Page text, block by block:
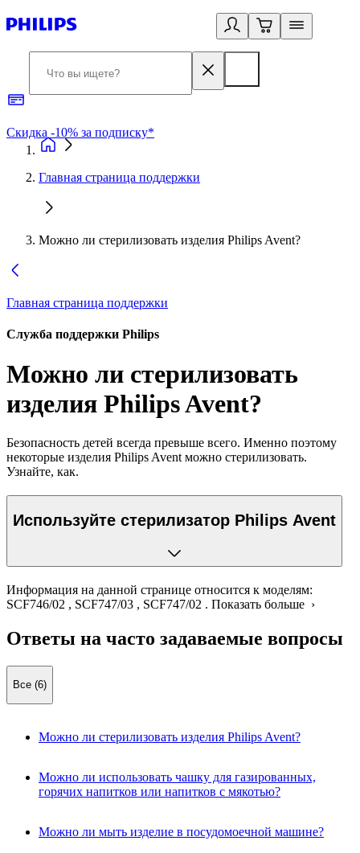
Скидка -10% за подписку*
Главная страница поддержки
Можно ли стерилизовать изделия Philips Avent?
Главная страница поддержки
Служба поддержки Philips
Можно ли стерилизовать
изделия Philips Avent?
Безопасность детей всегда превыше всего. Именно поэтому
некоторые изделия Philips Avent можно стерилизовать.
Узнайте, как.
Используйте стерилизатор Philips Avent
Информация на данной странице относится к моделям:
SCF746/02 , SCF747/03 , SCF747/02 . Показать больше ›
Ответы на часто задаваемые вопросы
Все (6)
Можно ли стерилизовать изделия Philips Avent?
Можно ли использовать чашку для газированных,
горячих напитков или напитков с мякотью?
Можно ли мыть изделие в посудомоечной машине?